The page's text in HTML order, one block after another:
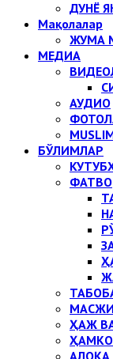
ДУНЁ
Мақолалар
ЖУМА
МЕДИА
АУДИО
БЎЛИМЛАР
ФАТВО
ҲАЖ
АЛОҚА